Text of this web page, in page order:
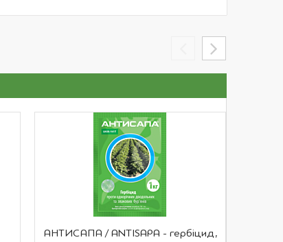
АНТИСАПА / ANTISAPA - гербіцид,